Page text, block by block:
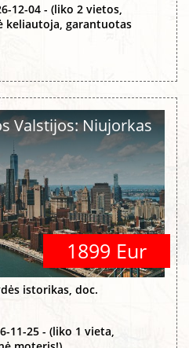
12-04 - (liko 2 vietos,
keliautoja, garantuotas
Valstijos: Niujorkas
1899 Eur
istorikas, doc.
11-25 - (liko 1 vieta,